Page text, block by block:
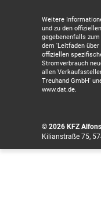
Weitere
und zu den
gegebenenfalls
dem 'Leitfaden
offiziellen
Stromverbrauch
allen
Treuhand GmbH'
www.dat.de.
© 2026 KFZ
Kilianstraße 75,